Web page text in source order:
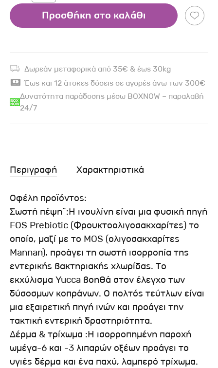
Προσθήκη στο καλάθι
Δωρεάν μεταφορικά από 35€ & έως 30kg
Έως και 12 άτοκες δόσεις σε αγορές άνω των 300€
Δυνατότητα παράδοσης μέσω BOXNOW – παραλαβή
24/7
Περιγραφή Χαρακτηριστικά
Οφέλη προϊόντος:
Σωστή πέψη¨:Η ινουλίνη είναι μια φυσική πηγή
FOS Prebiotic (Φρουκτοολιγοσακχαρίτες) το
οποίο, μαζί με το MOS (ολιγοσακχαρίτες
Mannan), προάγει τη σωστή ισορροπία της
εντερικής βακτηριακής χλωρίδας. Το
εκχύλισμα Yucca βοηθά στον έλεγχο των
δύσοσμων κοπράνων. Ο πολτός τεύτλων είναι
μια εξαιρετική πηγή ινών και προάγει την
τακτική εντερική δραστηριότητα.
Δέρμα & τρίχωμα :Η ισορροπημένη παροχή
ωμέγα-6 και -3 λιπαρών οξέων προάγει το
υγιές δέρμα και ένα παχύ, λαμπερό τρίχωμα.